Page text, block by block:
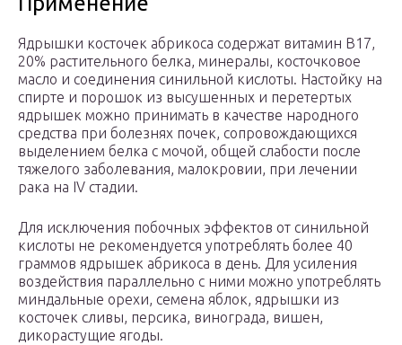
Ядрышки косточек абрикоса содержат витамин В17,
20% растительного белка, минералы, косточковое
масло и соединения синильной кислоты. Настойку на
спирте и порошок из высушенных и перетертых
ядрышек можно принимать в качестве народного
средства при болезнях почек, сопровождающихся
выделением белка с мочой, общей слабости после
тяжелого заболевания, малокровии, при лечении
рака на IV стадии.
Для исключения побочных эффектов от синильной
кислоты не рекомендуется употреблять более 40
граммов ядрышек абрикоса в день. Для усиления
воздействия параллельно с ними можно употреблять
миндальные орехи, семена яблок, ядрышки из
косточек сливы, персика, винограда, вишен,
дикорастущие ягоды.